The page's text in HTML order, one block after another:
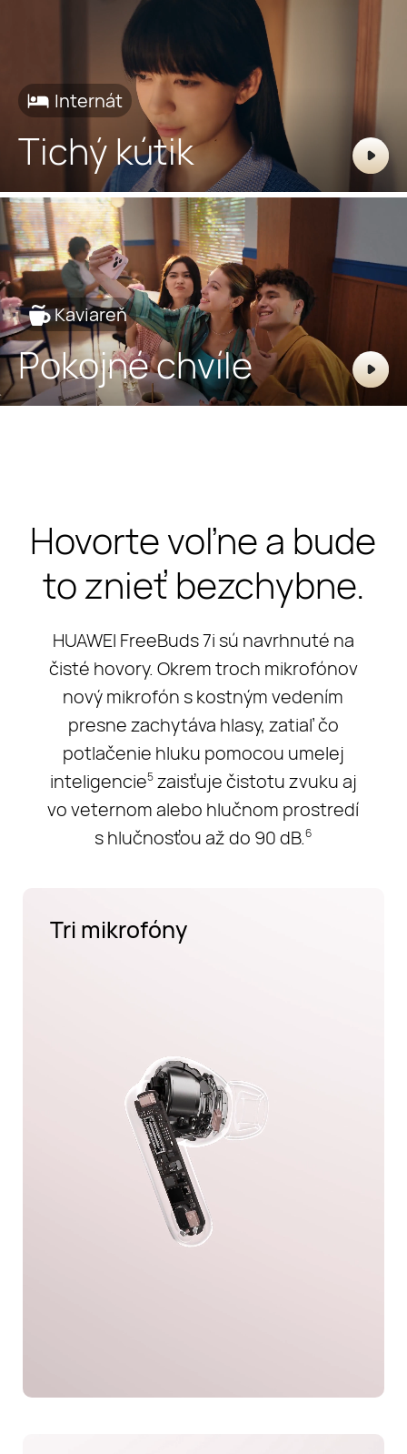
Internát
Tichý kútik
Kaviareň
Pokojné chvíle
Hovorte voľne a bude
to znieť bezchybne.
HUAWEI FreeBuds 7i sú navrhnuté na
čisté hovory. Okrem troch mikrofónov
nový mikrofón s kostným vedením
presne zachytáva hlasy, zatiaľ čo
potlačenie hluku pomocou umelej
inteligencie5zaisťuje čistotu zvuku aj
vo veternom alebo hlučnom prostredí
s hlučnosťou až do 90 dB.6
Tri mikrofóny